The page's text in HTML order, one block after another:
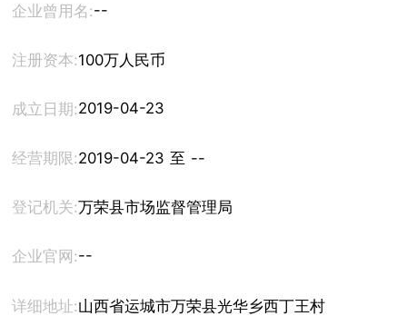
企业曾用名:--
注册资本:100万人民币
成立日期:2019-04-23
经营期限: 2019-04-23 至 --
登记机关:万荣县市场监督管理局
企业官网:--
详细地址:山西省运城市万荣县光华乡西丁王村